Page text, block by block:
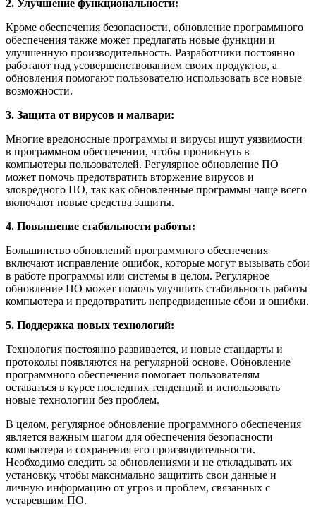
2. Улучшение функциональности:
Кроме обеспечения безопасности, обновление программного
обеспечения также может предлагать новые функции и
улучшенную производительность. Разработчики постоянно
работают над усовершенствованием своих продуктов, а
обновления помогают пользователю использовать все новые
возможности.
3. Защита от вирусов и малвари:
Многие вредоносные программы и вирусы ищут уязвимости
в программном обеспечении, чтобы проникнуть в
компьютеры пользователей. Регулярное обновление ПО
может помочь предотвратить вторжение вирусов и
зловредного ПО, так как обновленные программы чаще всего
включают новые средства защиты.
4. Повышение стабильности работы:
Большинство обновлений программного обеспечения
включают исправление ошибок, которые могут вызывать сбои
в работе программы или системы в целом. Регулярное
обновление ПО может помочь улучшить стабильность работы
компьютера и предотвратить непредвиденные сбои и ошибки.
5. Поддержка новых технологий:
Технология постоянно развивается, и новые стандарты и
протоколы появляются на регулярной основе. Обновление
программного обеспечения помогает пользователям
оставаться в курсе последних тенденций и использовать
новые технологии без проблем.
В целом, регулярное обновление программного обеспечения
является важным шагом для обеспечения безопасности
компьютера и сохранения его производительности.
Необходимо следить за обновлениями и не откладывать их
установку, чтобы максимально защитить свои данные и
личную информацию от угроз и проблем, связанных с
устаревшим ПО.